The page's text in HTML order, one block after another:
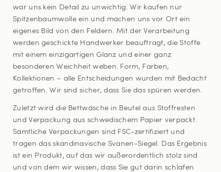
war uns kein Detail zu unwichtig. Wir kaufen nur
Spitzenbaumwolle ein und machen uns vor Ort ein
eigenes Bild von den Feldern. Mit der Verarbeitung
werden geschickte Handwerker beauftragt, die Stoffe
mit einem einzigartigen Glanz und einer ganz
besonderen Weichheit weben. Form, Farben,
Kollektionen – alle Entscheidungen wurden mit Bedacht
getroffen. Wir sind sicher, dass Sie das spüren werden.
Zuletzt wird die Bettwäsche in Beutel aus Stoffresten
und Verpackung aus schwedischem Papier verpackt.
Sämtliche Verpackungen sind FSC-zertifiziert und
tragen das skandinavische Svanen-Siegel. Das Ergebnis
ist ein Produkt, auf das wir außerordentlich stolz sind
und von dem wir wissen, dass Sie gut darin schlafen